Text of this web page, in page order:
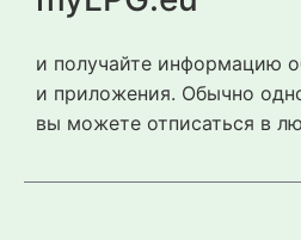
и получайте информацию
и приложения. Обычно
вы можете отписаться в